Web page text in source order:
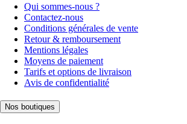
Qui sommes-nous ?
Contactez-nous
Conditions générales de vente
Retour & remboursement
Mentions légales
Moyens de paiement
Tarifs et options de livraison
Avis de confidentialité
Nos boutiques